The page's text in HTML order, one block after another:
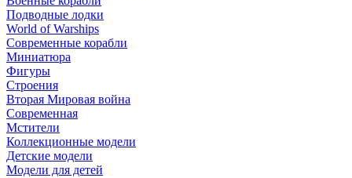
Подводные лодки
World of Warships
Современные корабли
Миниатюра
Фигуры
Строения
Вторая Мировая война
Современная
Мстители
Коллекционные модели
Детские модели
Модели для детей